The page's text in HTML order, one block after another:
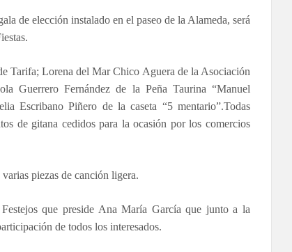
de elección instalado en el paseo de la Alameda, será
Tarifa; Lorena del Mar Chico Aguera de la Asociación
Guerrero Fernández de la Peña Taurina “Manuel
Escribano Piñero de la caseta “5 mentario”.Todas
de gitana cedidos para la ocasión por los comercios
piezas de canción ligera.
que preside Ana María García que junto a la
de todos los interesados.